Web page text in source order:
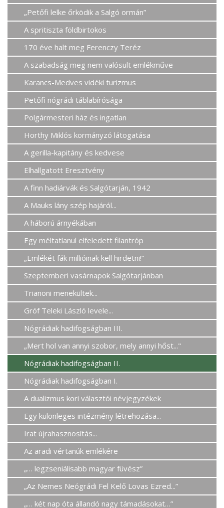
„Petőfi lelke őrködik a Salgó ormán”
A spritiszta földbirtokos
170 éve halt meg Ferenczy Teréz
A szabadság meg nem valósult emlékműve
Karancs-Medves vidéki turizmus
Petőfi nógrádi táblabírósága
Polgármesteri ház és ingatlan
Horthy Miklós kormányzó látogatása
A gerilla-kapitány és kedvese
Elhallgatott Eresztvény
A finn hadiárvák és Salgótarján, 1942
A Mauks lány szép hajáról...
A háború árnyékában
Egy méltatlanul elfeledett filantróp
„Emlékét fák millióinak kell hirdetni!”
Szeptemberi vasárnapok Salgótarjánban
Trianoni menekültek...
Gróf Teleki László levele...
Nógrádiak hadifogságban III.
„Mert hol van annyi szobor, mely annyi hőst..."
Nógrádiak hadifogságban II.
Nógrádiak hadifogságban I.
A dualizmus kori választói névjegyzékek
Egy különleges intézmény létrehozása...
Irat újrahasznosítás...
Az aradi vértanúk emlékére
„… legzseniálisabb magyar füvész”
„Az Nemes Neógrádi Fel Kelő Lovas Ezred...”
„… két nap óta állandó nagy támadásokat…”